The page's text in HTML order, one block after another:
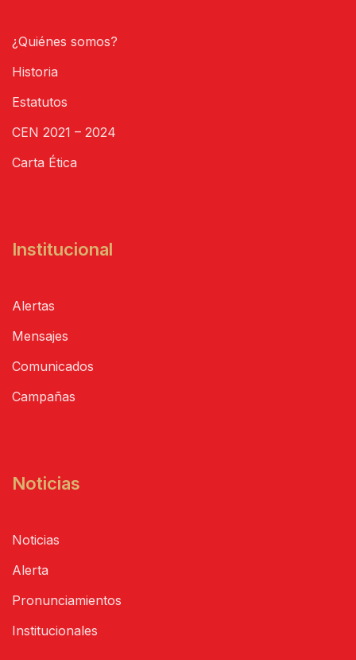
¿Quiénes somos?
Historia
Estatutos
CEN 2021 – 2024
Carta Ética
Institucional
Alertas
Mensajes
Comunicados
Campañas
Noticias
Noticias
Alerta
Pronunciamientos
Institucionales